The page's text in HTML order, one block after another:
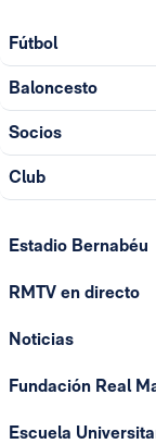
Fútbol
Baloncesto
Socios
Club
Estadio Bernabéu
RMTV en directo
Noticias
Fundación Real
Escuela